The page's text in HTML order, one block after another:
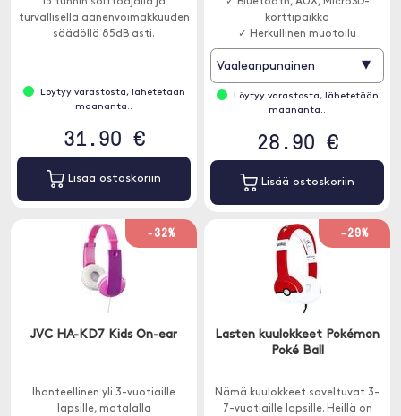
turvallisella äänenvoimakkuuden
säädöllä 85dB asti.
Löytyy varastosta, lähetetään
maananta..
31.90 €
Lisää ostoskoriin
korttipaikka
✓ Herkullinen muotoilu
Vaaleanpunainen ▾
Löytyy varastosta, lähetetään
maananta..
28.90 €
Lisää ostoskoriin
-32%
JVC HA-KD7 Kids On-ear
Ihanteellinen yli 3-vuotiaille
lapsille, matalalla
-29%
Lasten kuulokkeet Pokémon
Poké Ball
Nämä kuulokkeet soveltuvat 3-
7-vuotiaille lapsille. Heillä on